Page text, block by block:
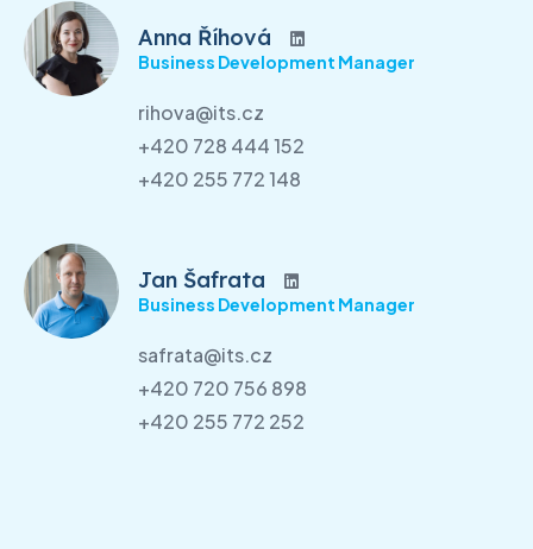
Anna Říhová
Business Development Manager
rihova@its.cz
+420 728 444 152
+420 255 772 148
Jan Šafrata
Business Development Manager
safrata@its.cz
+420 720 756 898
+420 255 772 252